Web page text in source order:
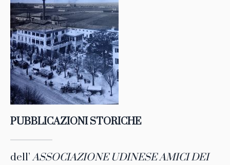
PUBBLICAZIONI STORICHE
dell’ASSOCIAZIONE UDINESE AMICI DEI